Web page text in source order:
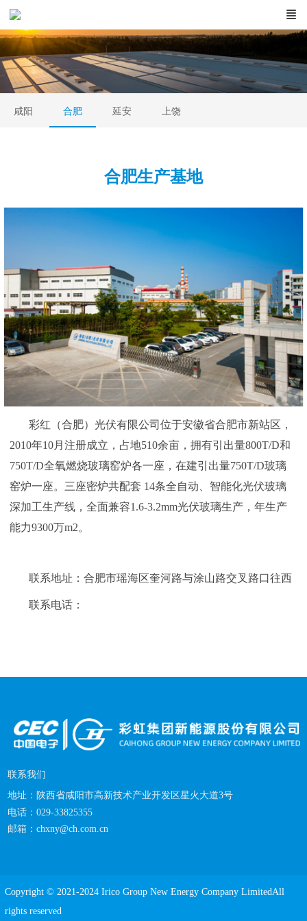
咸阳 合肥 延安 上饶
合肥生产基地
彩红（合肥）光伏有限公司位于安徽省合肥市新站区，
2010年10月注册成立，占地510余亩，拥有引出量800T/D和
750T/D全氧燃烧玻璃窑炉各一座，在建引出量750T/D玻璃
窑炉一座。三座密炉共配套 14条全自动、智能化光伏玻璃
深加工生产线，全面兼容1.6-3.2mm光伏玻璃生产，年生产
能力9300万m2。
联系地址：合肥市瑶海区奎河路与涂山路交叉路口往西
联系电话：
联系我们
地址： 陕西省咸阳市高新技术产业开发区星火大道3号
电话：029-33825355
邮箱： chxny@ch.com.cn
Copyright © 2021-2024 Irico Group New Energy Company LimitedAll
rights reserved